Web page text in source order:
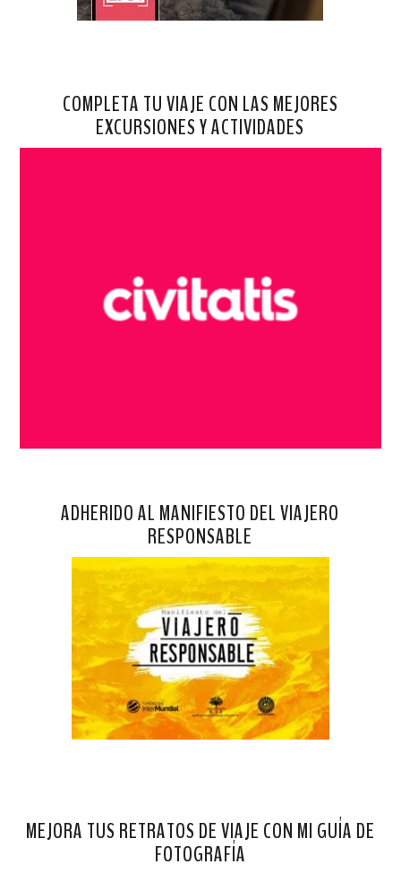
COMPLETA TU VIAJE CON LAS MEJORES
EXCURSIONES Y ACTIVIDADES
ADHERIDO AL MANIFIESTO DEL VIAJERO
RESPONSABLE
MEJORA TUS RETRATOS DE VIAJE CON MI GUÍA DE
FOTOGRAFÍA